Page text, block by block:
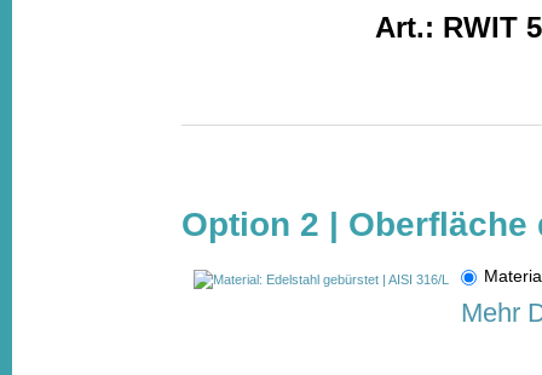
Art.: RWIT
Option 2 |
Mehr